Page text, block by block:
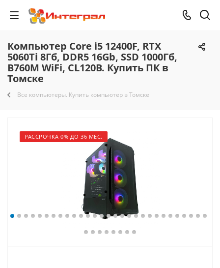
Компьютер Core i5 12400F, RTX
5060Ti 8Гб, DDR5 16Gb, SSD 1000Гб,
B760M WiFi, CL120B. Купить ПК в
Томске
Все компьютеры. Купить компьютер в Томске
РАССРОЧКА 0% ДО 36 МЕС.